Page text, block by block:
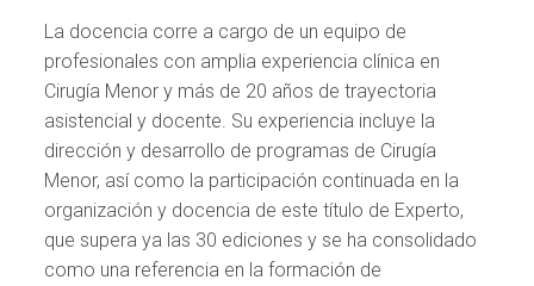
La docencia corre a cargo de un equipo de
profesionales con amplia experiencia clínica en
Cirugía Menor y más de 20 años de trayectoria
asistencial y docente. Su experiencia incluye la
dirección y desarrollo de programas de Cirugía
Menor, así como la participación continuada en la
organización y docencia de este título de Experto,
que supera ya las 30 ediciones y se ha consolidado
como una referencia en la formación de